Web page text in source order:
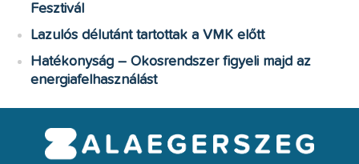
Fesztivál
Lazulós délutánt tartottak a VMK előtt
Hatékonyság – Okosrendszer figyeli majd az
energiafelhasználást